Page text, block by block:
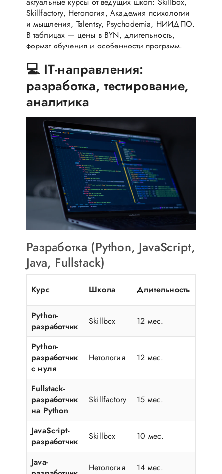
Skillfactory, Нетология, Академия психологии
и мышления, Talentsy, Psychodemia, НИИДПО.
В таблицах — цены в BYN, длительность,
формат обучения и особенности программ.
💻 IT-направления:
разработка, тестирование,
аналитика
Разработка (Python, JavaScript,
Java, Fullstack)
Курс Школа Длительность
Python-
разработчик
Skillbox 12 мес.
Python-
разработчик
с нуля
Нетология 12 мес.
Fullstack-
разработчик
на Python
Skillfactory 15 мес.
JavaScript-
разработчик
Skillbox 10 мес.
Java-
Нетология 14 мес.